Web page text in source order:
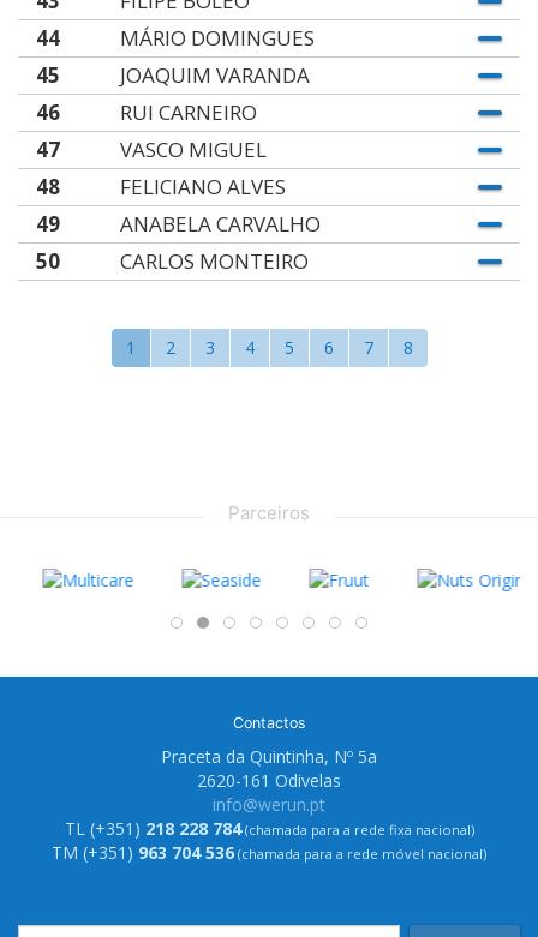
44
MÁRIO DOMINGUES
45
JOAQUIM VARANDA
46
RUI CARNEIRO
47
VASCO MIGUEL
48
FELICIANO ALVES
49
ANABELA CARVALHO
50
CARLOS MONTEIRO
1 2 3 4 5 6 7 8
Parceiros
Contactos
Praceta da Quintinha, Nº 5a
2620-161 Odivelas
info@werun.pt
TL (+351) 218 228 784(chamada para a rede fixa nacional)
TM (+351) 963 704 536 (chamada para a rede móvel nacional)